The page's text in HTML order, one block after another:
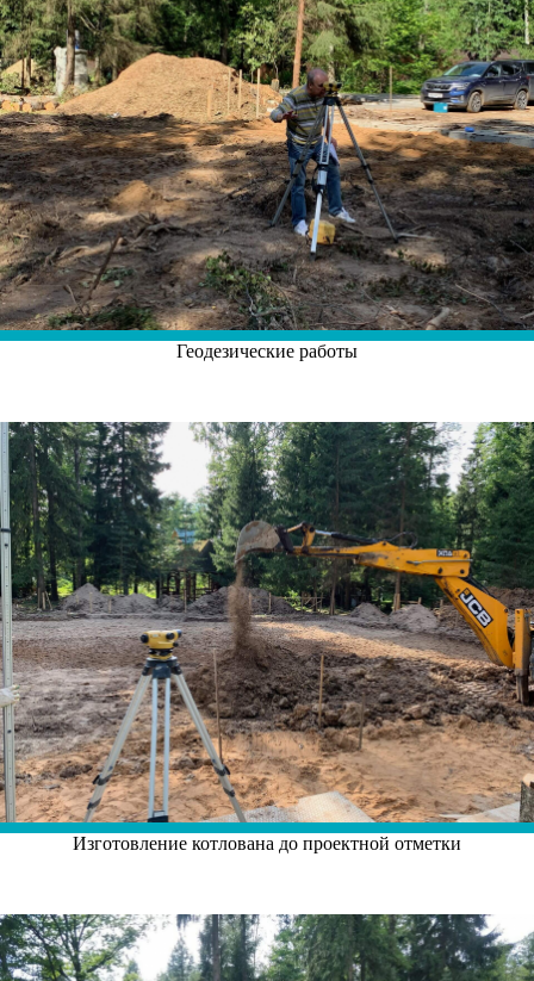
Геодезические работы
Изготовление котлована до проектной отметки